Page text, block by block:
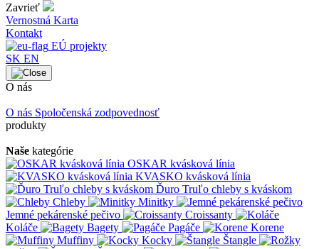
Zavrieť
Vernostná Karta
Kontakt
EÚ projekty
SK EN
O nás
O nás Spoločenská zodpovednosť
produkty
Naše kategórie
OSKAR kvásková línia
KVASKO kvásková línia
Ďuro Truľo chleby s kváskom
Chleby
Minitky
Jemné pekárenské pečivo
Croissanty
Koláče
Bagety Pagáče
Korene
Muffiny
Kocky
Štangle